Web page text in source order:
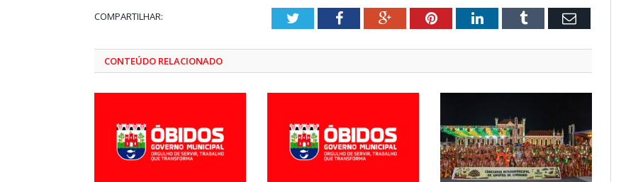
COMPARTILHAR: TwitterFacebookGoogle+PinterestLinkedInTumblr Email
CONTEÚDO RELACIONADO